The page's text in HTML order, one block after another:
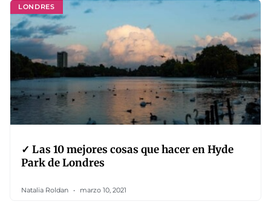
LONDRES
✓ Las 10 mejores cosas que hacer en Hyde
Park de Londres
Natalia Roldan marzo 10, 2021